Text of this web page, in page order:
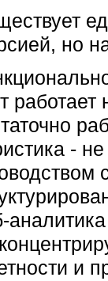
но
работает
-
и